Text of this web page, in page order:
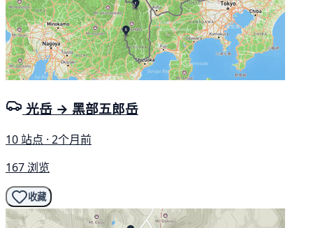
光岳 → 黑部五郎岳
10 站点 · 2个月前
167 浏览
收藏